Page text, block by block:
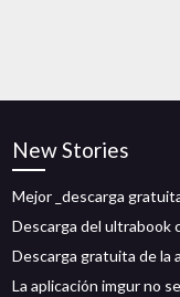
New Stories
Mejor _descarga
Descarga del ultrabook
Descarga gratuita de la
La aplicación imgur no